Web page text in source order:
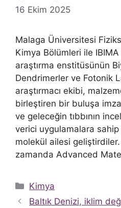
16 Ekim 2025
Malaga Üniversitesi
Kimya Bölümleri ile
araştırma enstitüsünün
Dendrimerler ve Fotonik
araştırmacı ekibi,
birleştiren bir buluşa
ve geleceğin tıbbının
verici uygulamalara
molekül ailesi geliştirdiler.
zamanda Advanced
Kategoriler
Kimya
Baltık Denizi, iklim